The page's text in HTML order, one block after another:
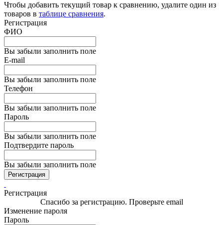
Чтобы добавить текущий товар к сравнению, удалите один из
товаров в таблице сравнения.
Регистрация
ФИО
Вы забыли заполнить поле
E-mail
Вы забыли заполнить поле
Телефон
Вы забыли заполнить поле
Пароль
Вы забыли заполнить поле
Подтвердите пароль
Вы забыли заполнить поле
Регистрация
Регистрация
Спасибо за регистрацию. Проверьте email
Изменение пароля
Пароль